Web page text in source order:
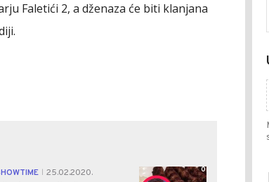
Faletići 2, a dženaza će biti klanjana
25.02.2020.
0